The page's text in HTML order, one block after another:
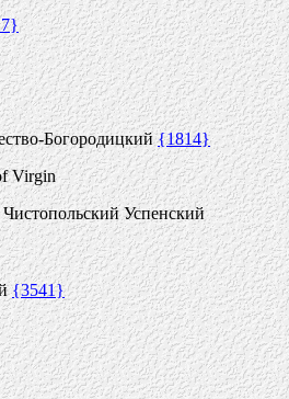
Богородицкий{1814}
Virgin
Успенский
{3541}